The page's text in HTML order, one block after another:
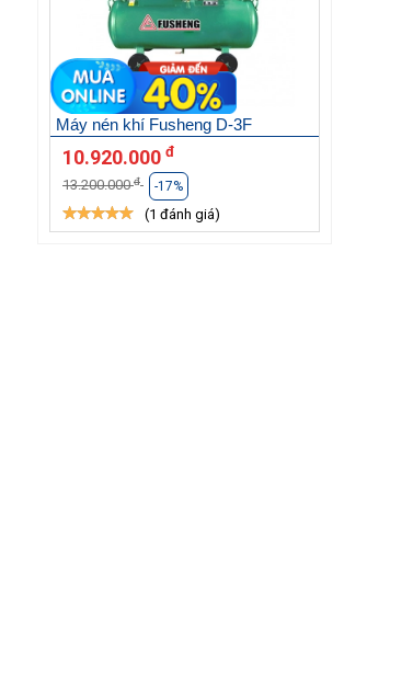
Máy nén khí Fusheng D-3F
10.920.000 đ
13.200.000đ -17%
(1 đánh giá)